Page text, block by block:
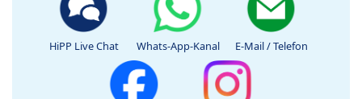
HiPP Live Chat Whats-App-Kanal E-Mail / Telefon